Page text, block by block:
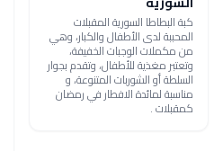
كبة البطاطا السورية المقبلات
المحببة لدى الأطفال والكبار، وهي
من مكملات الوجبات الخفيفة،
وتعتبر مغذية للأطفال، وتقدم بجوار
السلطة أو الشوربات المتنوعة، و
مناسبة لمائدة الافطار في رمضان
كمقبلات .